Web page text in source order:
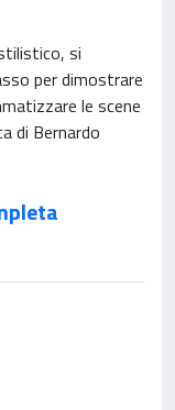
si
per dimostrare
le scene
di Bernardo